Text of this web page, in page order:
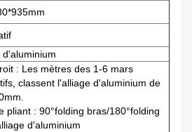
d'aluminium
: Les mètres des 1-6 mars
classent l'alliage d'aluminium de
pliant : 90°folding bras/180°folding
d'aluminium